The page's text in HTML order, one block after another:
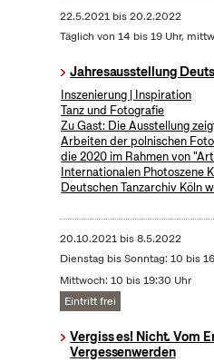
22.5.2021bis20.2.2022
Täglich von 14 bis 19 Uhr,
Jahresausstellung
Inszenierung | Inspiration
Tanz und Fotografie
Zu Gast: Die Ausstellung
Arbeiten der polnischen
die 2020 im Rahmen von
Internationalen Photoszene
Deutschen Tanzarchiv Köln
20.10.2021bis8.5.2022
Dienstag bis Sonntag: 10 bis
Mittwoch: 10 bis 19:30 Uhr
Eintritt frei
Vergiss es! Nicht. Vom
Vergessenwerden